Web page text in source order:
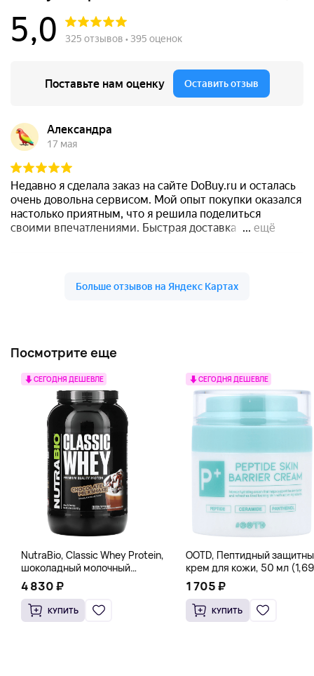
Посмотрите еще
СЕГОДНЯ ДЕШЕВЛЕ
NutraBio, Classic Whey Protein,
шоколадный молочный
коктейль, 907 г (2 фунта)
4 830 ₽
КУПИТЬ
СЕГОДНЯ ДЕШЕВЛЕ
OOTD, Пептидный
крем для кожи, 50 мл (1,69
жидк. Унции)
1 705 ₽
КУПИТЬ